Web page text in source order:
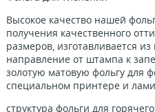
Высокое качество нашей
получения качественного
размеров, изготавливается
направление от штампа к
золотую матовую фольгу для
специальном принтере и
структура фольги для